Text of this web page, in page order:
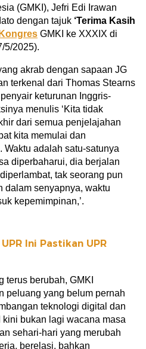
(GMKI), Jefri Edi Irawan
dengan tajuk ‘Terima Kasih
Kongres GMKI ke XXXIX di
5/2025).
akrab dengan sapaan JG
terkenal dari Thomas Stearns
keturunan Inggris-
menulis ‘Kita tidak
dari semua penjelajahan
kita memulai dan
Waktu adalah satu-satunya
diperbaharui, dia berjalan
tak seorang pun
dalam senyapnya, waktu
kepemimpinan,’.
Ini Pastikan UPR
terus berubah, GMKI
peluang yang belum pernah
teknologi digital dan
kini bukan lagi wacana masa
sehari-hari yang merubah
berelasi, bahkan